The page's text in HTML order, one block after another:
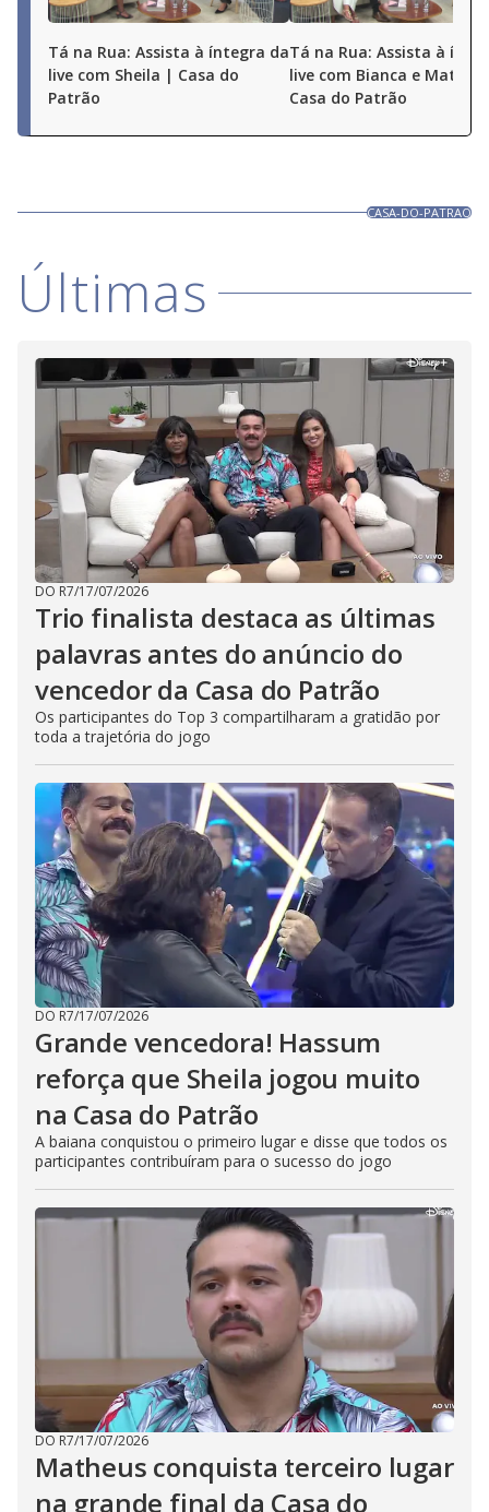
Tá na Rua: Assista à íntegra da
live com Sheila | Casa do
Patrão
Tá na Rua: Assista à
live com Bianca e
Casa do Patrão
CASA-DO-PATRAO
Últimas
DO R7/17/07/2026
Trio finalista destaca as últimas
palavras antes do anúncio do
vencedor da Casa do Patrão
Os participantes do Top 3 compartilharam a gratidão por
toda a trajetória do jogo
DO R7/17/07/2026
Grande vencedora! Hassum
reforça que Sheila jogou muito
na Casa do Patrão
A baiana conquistou o primeiro lugar e disse que todos os
participantes contribuíram para o sucesso do jogo
DO R7/17/07/2026
Matheus conquista terceiro lugar
na grande final da Casa do